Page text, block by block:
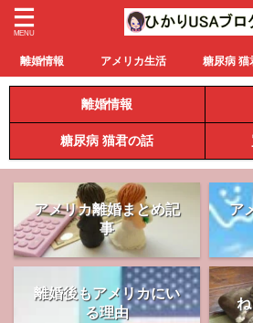
離婚情報 アメリカ生活 糖尿病 猫
離婚情報
糖尿病 猫君の話
アメリカ離婚まとめ記
事
ア
離婚後もアメリカにい
る理由